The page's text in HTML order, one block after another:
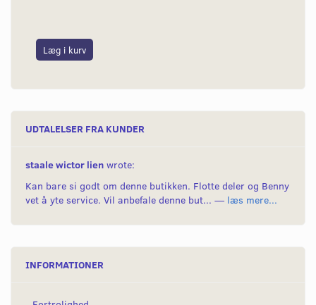
Læg i kurv
UDTALELSER FRA KUNDER
staale wictor lien wrote:
Kan bare si godt om denne butikken. Flotte deler og Benny
vet å yte service. Vil anbefale denne but... — læs mere...
INFORMATIONER